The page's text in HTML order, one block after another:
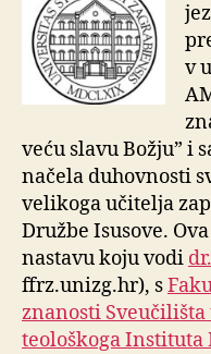
v
veću slavu Božju” i
načela duhovnosti
velikoga učitelja
Družbe Isusove.
nastavu koju vodi
ffrz.unizg.hr), s
znanosti Sveučilišta
teološkoga Instituta